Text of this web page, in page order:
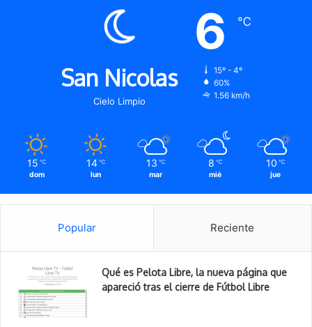
San Nicolas
Cielo Limpio
6 ℃
15º - 4º
60%
1.56 km/h
15 ℃
dom
14 ℃
lun
13 ℃
mar
8 ℃
mié
10 ℃
jue
Popular Reciente
Qué es Pelota Libre, la nueva página que
apareció tras el cierre de Fútbol Libre